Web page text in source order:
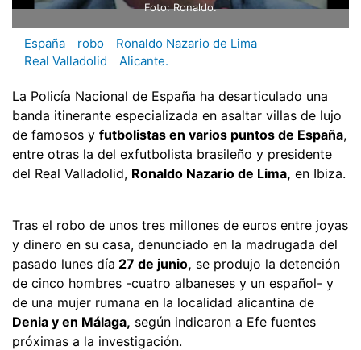
Foto: Ronaldo.
España robo
Ronaldo Nazario de Lima
Real Valladolid
Alicante.
La Policía Nacional de España ha desarticulado una
banda itinerante especializada en asaltar villas de lujo
de famosos y futbolistas en varios puntos de España,
entre otras la del exfutbolista brasileño y presidente
del Real Valladolid, Ronaldo Nazario de Lima, en Ibiza.
Tras el robo de unos tres millones de euros entre joyas
y dinero en su casa, denunciado en la madrugada del
pasado lunes día 27 de junio, se produjo la detención
de cinco hombres -cuatro albaneses y un español- y
de una mujer rumana en la localidad alicantina de
Denia y en Málaga, según indicaron a Efe fuentes
próximas a la investigación.